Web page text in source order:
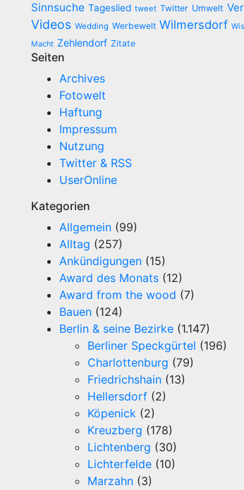
Sinnsuche Tageslied tweet Twitter Umwelt
Videos Wedding Werbewelt Wilmersdorf
Macht Zehlendorf Zitate
Seiten
Archives
Fotowelt
Haftung
Impressum
Nutzung
Twitter & RSS
UserOnline
Kategorien
Allgemein (99)
Alltag (257)
Ankündigungen (15)
Award des Monats (12)
Award from the wood (7)
Bauen (124)
Berlin & seine Bezirke (1.147)
Berliner Speckgürtel (196)
Charlottenburg (79)
Friedrichshain (13)
Hellersdorf (2)
Köpenick (2)
Kreuzberg (178)
Lichtenberg (30)
Lichterfelde (10)
Marzahn (3)